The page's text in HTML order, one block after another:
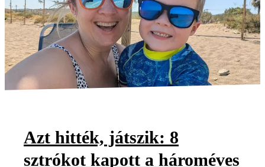
Azt hitték, játszik: 8
sztrókot kapott a hároméves